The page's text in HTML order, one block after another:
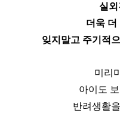
실
더욱 더
잊지말고 주기적
미리
아이도
반려생활